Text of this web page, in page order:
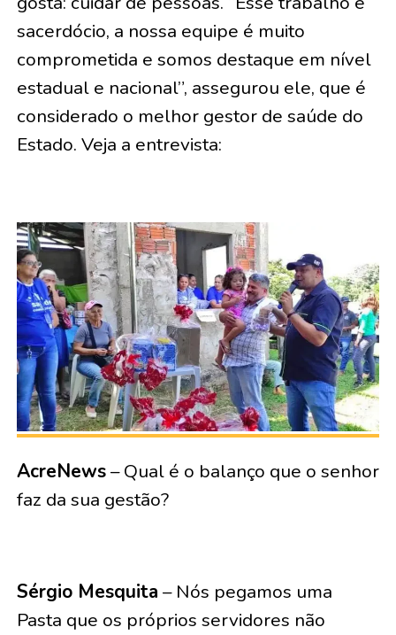
sacerdócio, a nossa equipe é muito
comprometida e somos destaque em nível
estadual e nacional”, assegurou ele, que é
considerado o melhor gestor de saúde do
Estado. Veja a entrevista:
AcreNews– Qual é o balanço que o senhor
faz da sua gestão?
Sérgio Mesquita – Nós pegamos uma
Pasta que os próprios servidores não